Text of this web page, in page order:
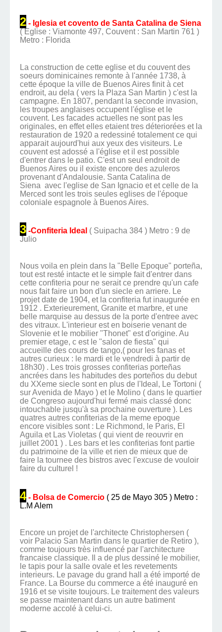
2 - Iglesia et covento de Santa Catalina de Siena
( Eglise : Viamonte 497, Couvent : San Martin 761 )
Metro : Florida
La construction de cette eglise et du couvent des
soeurs dominicaines remonte à l'année 1738, à
cette époque la ville de Buenos Aires finit à cet
endroit, au dela ( vers la Plaza San Martin ) c'est la
campagne. En 1807, pendant la seconde invasion,
les troupes anglaises occupent l'église et le
couvent. Les facades actuelles ne sont pas les
originales, en effet elles etaient tres déteriorées et la
restauration de 1920 a redessiné totalement ce qui
apparait aujourd'hui aux yeux des visiteurs. Le
couvent est adossé a l'église et il est possible
d'entrer dans le patio. C'est un seul endroit de
Buenos Aires ou il existe encore des azuleros
provenant d'Andalousie. Santa Catalina de
Siena avec l'eglise de San Ignacio et et celle de la
Merced sont les trois seules eglises de l'époque
coloniale espagnole à Buenos Aires.
3 -Confiteria Ideal ( Suipacha 384 ) Metro : 9 de
Julio
Nous voila en plein dans la "Belle Epoque" porteña,
tout est resté intacte et le simple fait d'entrer dans
cette confiteria pour ne serait ce prendre qu'un cafe
nous fait faire un bon d'un siecle en arriere. Le
projet date de 1904, et la confiteria fut inaugurée en
1912 . Exterieurement, Granite et marbre, et une
belle marquise au dessus de la porte d'entree avec
des vitraux. L'interieur est en boiserie venant de
Slovenie et le mobilier "Thonet" est d'origine. Au
premier etage, c est le "salon de fiesta" qui
accueille des cours de tango,( pour les fanas et
autres curieux : le mardi et le vendredi à partir de
18h30) . Les trois grosses confiterias porteñas
ancrées dans les habitudes des porteños du debut
du XXeme siecle sont en plus de l'Ideal, Le Tortoni (
sur Avenida de Mayo ) et le Molino ( dans le quartier
de Congreso aujourd'hui fermé mais classé donc
intouchable jusqu'à sa prochaine ouverture ). Les
quatres autres confiterias de la meme epoque
encore visibles sont : Le Richmond, le Paris, El
Aguila et Las Violetas ( qui vient de reouvrir en
juillet 2001 ) . Les bars et les confiterias font partie
du patrimoine de la ville et rien de mieux que de
faire la tournee des bistros avec l'excuse de vouloir
faire du culturel !
4- Bolsa de Comercio ( 25 de Mayo 305 ) Metro :
L.M Alem
Encore un projet de l'architecte Christophersen (
voir Palacio San Martin dans le quartier de Retiro ),
comme toujours très influencé par l'architecture
francaise classique. Il a de plus dessiné le mobilier,
le tapis pour la salle ovale et les revetements
interieurs. Le pavage du grand hall a été importé de
France. La Bourse du commerce a été inauguré en
1916 et se visite toujours. Le traitement des valeurs
se passe maintenant dans un autre batiment
moderne accolé à celui-ci.